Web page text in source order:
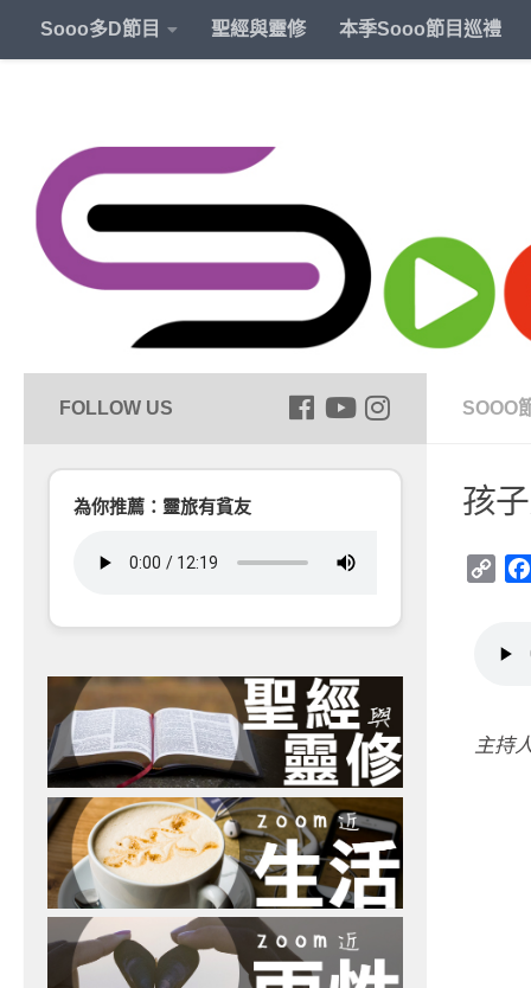
Sooo多D節目 聖經與靈修 本季Sooo節目巡禮
SOOO
孩
主持
為你推薦：靈旅有貧友